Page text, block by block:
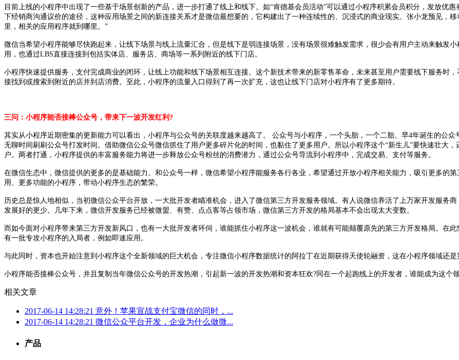
目前上线的小程序中出现了一些基于场景创新的产品，进一步打通了线上和线下。如“肯德基会员活动”可以通过小程序积累会员积分，发放优
下经销商沟通议价的途径，这种应用场景之间的新连接关系才是微信最想要的，它构建出了一种连续性的、沉浸式的商业现实。张小龙预见，
里，相关的应用程序就到哪里。”
微信当希望小程序能够尽快跑起来，让线下场景与线上流量汇合，但是线下是弱连接场景，没有场景很难触发需求，很少会有用户主动来触发
用，也通过LBS直接连接到包括实体店、服务店、商场等一系列附近的线下门店。
小程序快速提供服务，支付完成商业的闭环，让线上功能和线下场景相互连接。这个新技术带来的新零售革命，未来甚至用户需要线下服务时
接找到或搜索到附近的店并到店消费。至此，小程序的流量入口得到了再一次扩充，这也让线下门店对小程序有了更多期待。
三问：小程序能否接棒公众号，带来下一波开发红利?
其实从小程序近期密集的更新能力可以看出，小程序与公众号的关联度越来越高了。 公众号与小程序，一个头胎，一个二胎。早4年诞生的公
无聊时间刷刷公众号打发时间。借助微信公众号微信抓住了用户更多碎片化的时间，也黏住了更多用户。所以小程序这个“新生儿”要快速壮大
户。两者打通，小程序提供的丰富服务能力将进一步释放公众号粉丝的消费潜力，通过公众号导流到小程序中，完成交易、支付等服务。
在微信生态中，微信提供的更多的是基础能力。和公众号一样，微信希望小程序能服务各行各业，希望通过开放小程序相关能力，吸引更多的
用、更多功能的小程序，带动小程序生态的繁荣。
历史总是惊人地相似，当初微信公众平台开放，一大批开发者瞄准机会，进入了微信第三方开发服务领域。有人说微信养活了上万家开发服务
发展好的更少。几年下来，微信开发服务已经被微盟、有赞、点点客等占领市场，微信第三方开发的格局基本不会出现太大变数。
而如今面对小程序带来第三方开发新风口，也有一大批开发者环伺，谁能抓住小程序这一波机会，谁就有可能颠覆原先的第三方开发格局。在
有一批专攻小程序的入局者，例如即速应用。
与此同时，资本也开始注意到小程序这个全新领域的巨大机会，专注微信小程序数据统计的阿拉丁在近期获得天使轮融资，这在小程序领域还是
小程序能否接棒公众号，并且复制当年微信公众号的开发热潮，引起新一波的开发热潮和资本狂欢?同在一个起跑线上的开发者，谁能成为这个
相关文章
2017-06-14 14:28:21 意外！苹果宣战支付宝微信的同时，...
2017-06-14 14:28:21 微信公众平台开发，企业为什么做微...
产品